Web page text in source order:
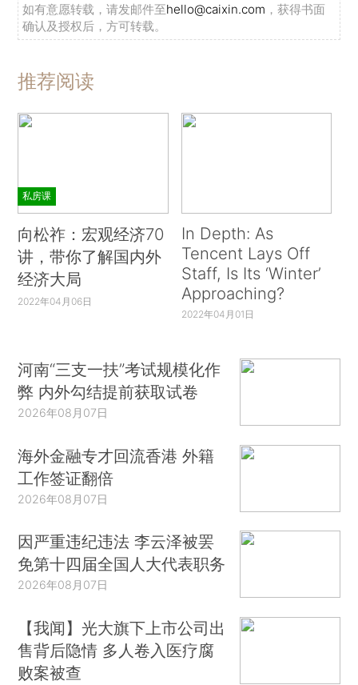
如有意愿转载，请发邮件至hello@caixin.com ，获得书面
确认及授权后，方可转载。
推荐阅读
私房课
向松祚：宏观经济70
讲，带你了解国内外
经济大局
2022年04月06日
In Depth: As
Tencent Lays Off
Staff, Is Its ‘Winter’
Approaching?
2022年04月01日
河南“三支一扶”考试规模化作
弊 内外勾结提前获取试卷
2026年08月07日
海外金融专才回流香港 外籍
工作签证翻倍
2026年08月07日
因严重违纪违法 李云泽被罢
免第十四届全国人大代表职务
2026年08月07日
【我闻】光大旗下上市公司出
售背后隐情 多人卷入医疗腐
败案被查